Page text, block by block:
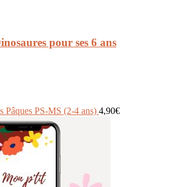
pour ses 6 ans
Pâques PS-MS (2-4 ans) 4,90€